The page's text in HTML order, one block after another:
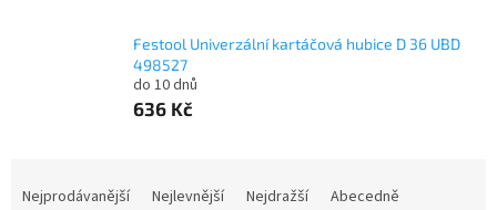
Festool Univerzální kartáčová hubice D 36 UBD
498527
do 10 dnů
636 Kč
Nejprodávanější Nejlevnější Nejdražší Abecedně